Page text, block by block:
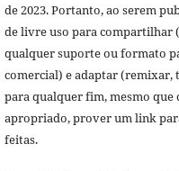
de 2023. Portanto, ao serem
de livre uso para
qualquer suporte ou formato
comercial) e adaptar
para qualquer fim, mesmo
apropriado, prover um link
feitas.